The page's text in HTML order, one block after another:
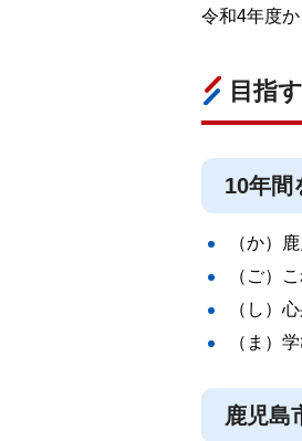
令和4年度か
目指
10年間
（か）
（ご）
（し）
（ま）
鹿児島